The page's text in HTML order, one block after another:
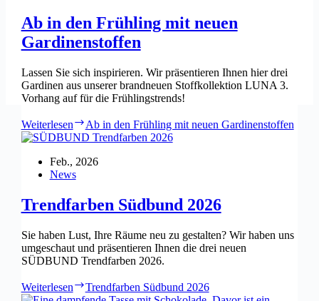
Ab in den Frühling mit neuen
Gardinenstoffen
Lassen Sie sich inspirieren. Wir präsentieren Ihnen hier drei
Gardinen aus unserer brandneuen Stoffkollektion LUNA 3.
Vorhang auf für die Frühlingstrends!
Weiterlesen Ab in den Frühling mit neuen Gardinenstoffen
Feb., 2026
News
Trendfarben Südbund 2026
Sie haben Lust, Ihre Räume neu zu gestalten? Wir haben uns
umgeschaut und präsentieren Ihnen die drei neuen
SÜDBUND Trendfarben 2026.
Weiterlesen Trendfarben Südbund 2026